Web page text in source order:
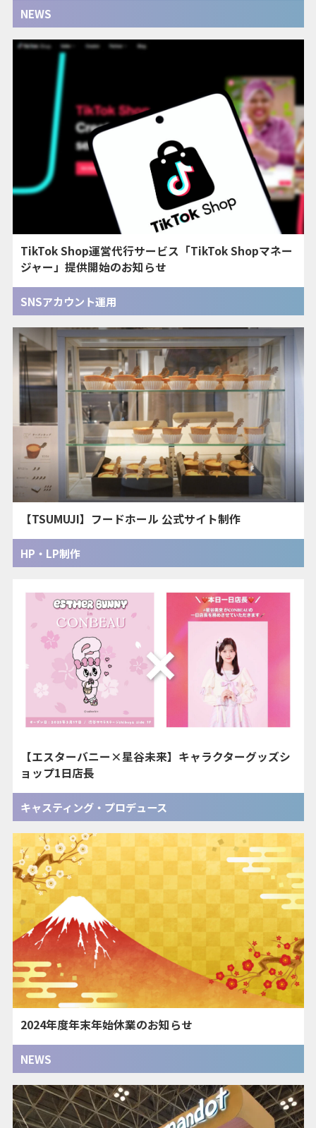
NEWS
TikTok Shop運営代行サービス「TikTok Shopマネー
ジャー」提供開始のお知らせ
SNSアカウント運用
【TSUMUJI】フードホール 公式サイト制作
HP・LP制作
【エスターバニー×星谷未来】キャラクターグッズシ
ョップ1日店長
キャスティング・プロデュース
2024年度年末年始休業のお知らせ
NEWS